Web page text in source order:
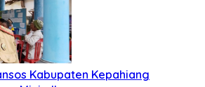
Kabupaten Kepahiang